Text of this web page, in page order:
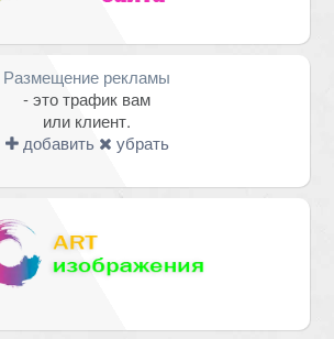
Размещение рекламы
- это трафик вам
или клиент.
добавить
убрать